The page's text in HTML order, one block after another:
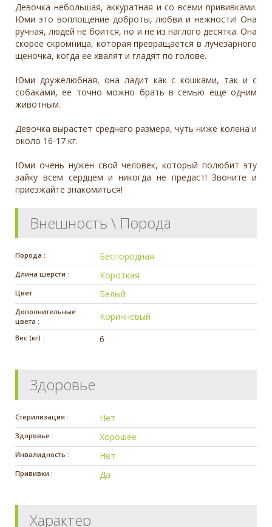
Девочка небольшая, аккуратная и со всеми прививками.
Юми это воплощение доброты, любви и нежности! Она
ручная, людей не боится, но и не из наглого десятка. Она
скорее скромница, которая превращается в лучезарного
щеночка, когда ее хвалят и гладят по голове.
Юми дружелюбная, она ладит как с кошками, так и с
собаками, ее точно можно брать в семью еще одним
животным.
Девочка вырастет среднего размера, чуть ниже колена и
около 16-17 кг.
Юми очень нужен свой человек, который полюбит эту
зайку всем сердцем и никогда не предаст! Звоните и
приезжайте знакомиться!
Внешность \ Порода
Порода : Беспородная
Длина шерсти : Короткая
Цвет : Белый
Дополнительные
цвета :
Коричневый
Вес (кг) : 6
Здоровье
Стерилизация : Нет
Здоровье : Хорошее
Инвалидность : Нет
Прививки : Да
Характер